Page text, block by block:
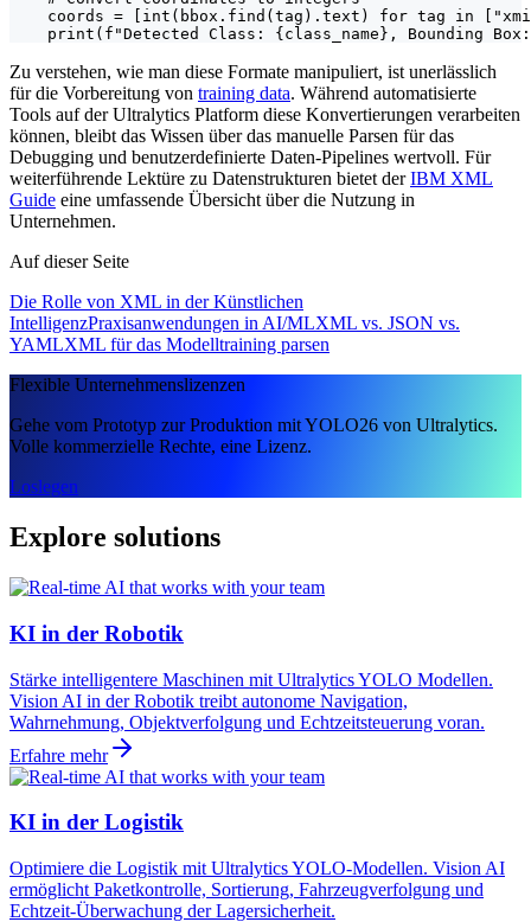
coords = [int(bbox.find(tag).text) for tag in
print(f"Detected Class: {class_name}, Bounding
Zu verstehen, wie man diese Formate manipuliert, ist unerlässlich
für die Vorbereitung von training data. Während automatisierte
Tools auf der Ultralytics Platform diese Konvertierungen verarbeiten
können, bleibt das Wissen über das manuelle Parsen für das
Debugging und benutzerdefinierte Daten-Pipelines wertvoll. Für
weiterführende Lektüre zu Datenstrukturen bietet derIBM XML
Guide eine umfassende Übersicht über die Nutzung in
Unternehmen.
Auf dieser Seite
Die Rolle von XML in der Künstlichen
IntelligenzPraxisanwendungen in AI/MLXML vs. JSON vs.
YAMLXML für das Modelltraining parsen
Flexible Unternehmenslizenzen
Gehe vom Prototyp zur Produktion mit YOLO26 von Ultralytics.
Volle kommerzielle Rechte, eine Lizenz.
Loslegen
Explore solutions
KI in der Robotik
Stärke intelligentere Maschinen mit Ultralytics YOLO Modellen.
Vision AI in der Robotik treibt autonome Navigation,
Wahrnehmung, Objektverfolgung und Echtzeitsteuerung voran.
Erfahre mehr
KI in der Logistik
Optimiere die Logistik mit Ultralytics YOLO-Modellen. Vision AI
ermöglicht Paketkontrolle, Sortierung, Fahrzeugverfolgung und
Echtzeit-Überwachung der Lagersicherheit.